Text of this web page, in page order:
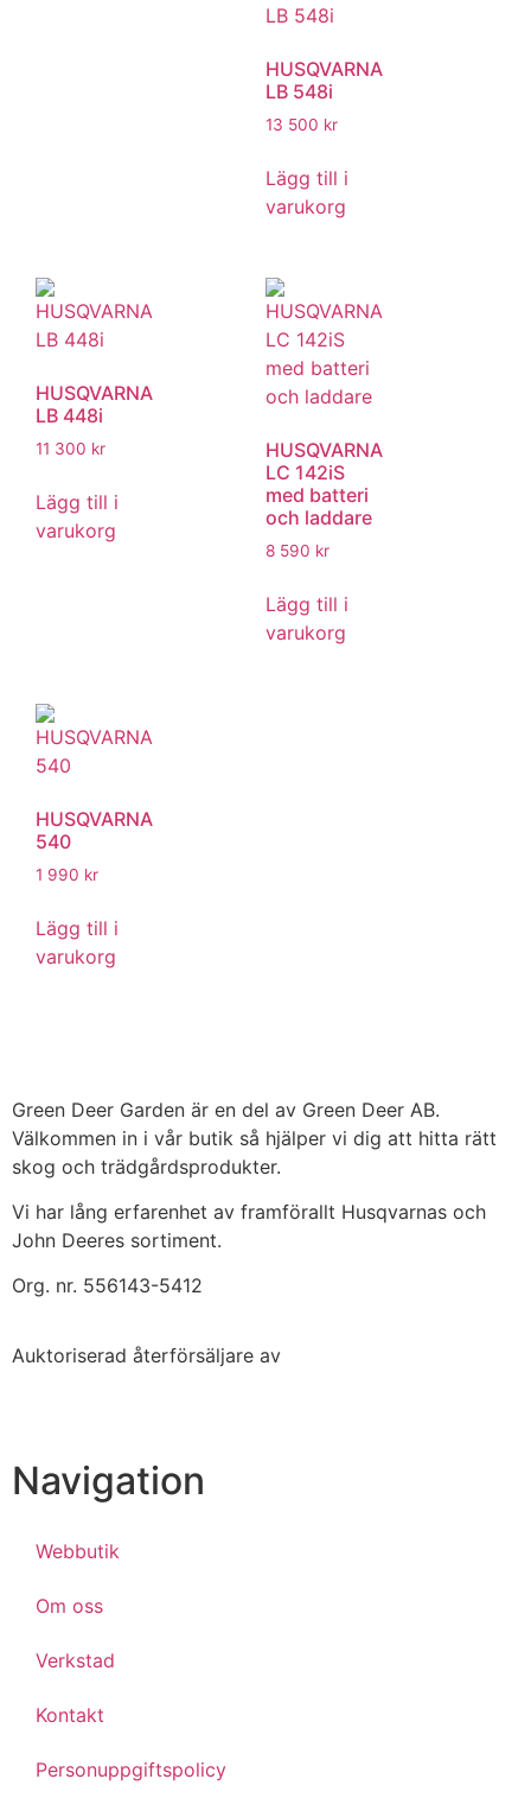
HUSQVARNA
LB 548i
13 500 kr
Lägg till i
varukorg
HUSQVARNA
LB 448i
11 300 kr
Lägg till i
varukorg
HUSQVARNA
LC 142iS
med batteri
och laddare
8 590 kr
Lägg till i
varukorg
HUSQVARNA
540
1 990 kr
Lägg till i
varukorg
Green Deer Garden är en del av Green Deer AB.
Välkommen in i vår butik så hjälper vi dig att hitta rätt
skog och trädgårdsprodukter.
Vi har lång erfarenhet av framförallt Husqvarnas och
John Deeres sortiment.
Org. nr. 556143-5412
Auktoriserad återförsäljare av
Navigation
Webbutik
Om oss
Verkstad
Kontakt
Personuppgiftspolicy